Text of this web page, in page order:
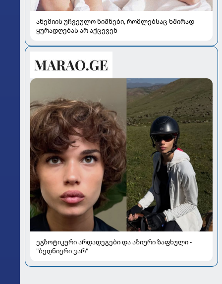
ანემიის უჩვეულო ნიშნები, რომლებსაც ხშირად
ყურადღებას არ აქცევენ
ეგზოტიკური არდადეგები და აზიური ზაფხული -
"ბედნიერი ვარ"